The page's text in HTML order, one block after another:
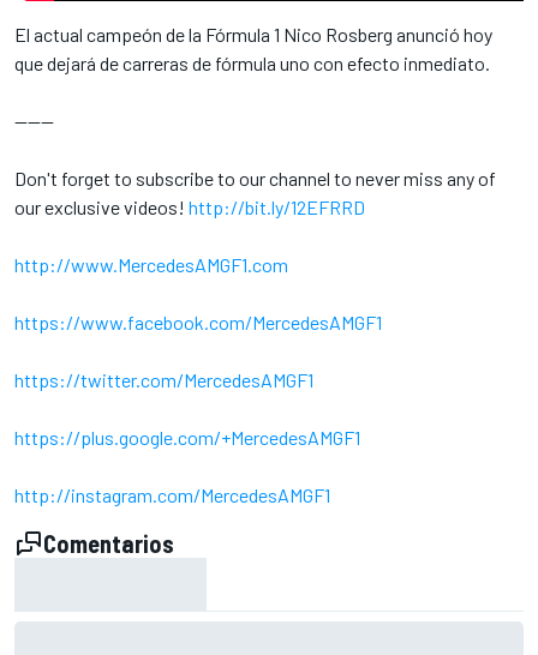
El actual campeón de la Fórmula 1 Nico Rosberg anunció hoy
que dejará de carreras de fórmula uno con efecto inmediato.
------
Don't forget to subscribe to our channel to never miss any of
our exclusive videos! http://bit.ly/12EFRRD
http://www.MercedesAMGF1.com
https://www.facebook.com/MercedesAMGF1
https://twitter.com/MercedesAMGF1
https://plus.google.com/+MercedesAMGF1
http://instagram.com/MercedesAMGF1
Comentarios